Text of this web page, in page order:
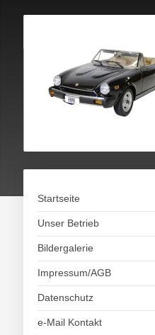
Startseite
Unser Betrieb
Bildergalerie
Impressum/AGB
Datenschutz
e-Mail Kontakt